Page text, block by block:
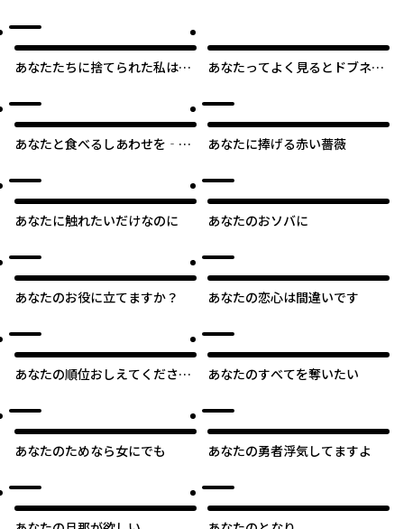
った件
あなたたちに捨てられた私は、
あなたってよく見るとドブネズ
あなたと食べるしあわせを‐槙
あなたに捧げる赤い薔薇
あなたに触れたいだけなのに あなたのおソバに
あなたのお役に立てますか？ あなたの恋心は間違いです
あなたの順位おしえてください
あなたのすべてを奪いたい
あなたのためなら女にでも あなたの勇者浮気してますよ